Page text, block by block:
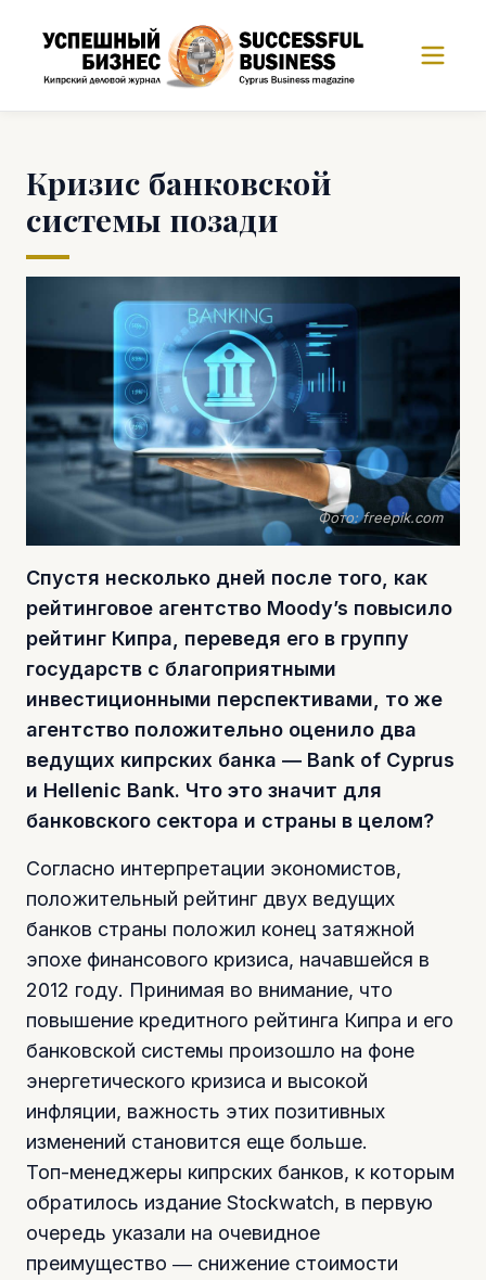
Кризис банковской
системы позади
Фото: freepik.com
Спустя несколько дней после того, как
рейтинговое агентство Moody’s повысило
рейтинг Кипра, переведя его в группу
государств с благоприятными
инвестиционными перспективами, то же
агентство положительно оценило два
ведущих кипрских банка ― Bank of Cyprus
и Hellenic Bank. Что это значит для
банковского сектора и страны в целом?
Согласно интерпретации экономистов,
положительный рейтинг двух ведущих
банков страны положил конец затяжной
эпохе финансового кризиса, начавшейся в
2012 году. Принимая во внимание, что
повышение кредитного рейтинга Кипра и его
банковской системы произошло на фоне
энергетического кризиса и высокой
инфляции, важность этих позитивных
изменений становится еще больше.
Топ-менеджеры кипрских банков, к которым
обратилось издание Stockwatch, в первую
очередь указали на очевидное
преимущество ― снижение стоимости